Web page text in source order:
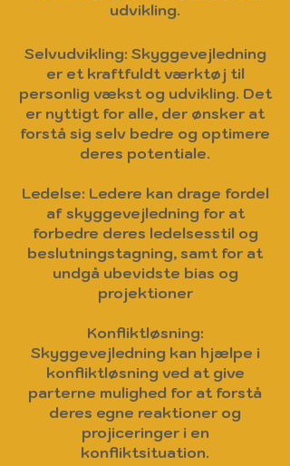
udvikling.
Selvudvikling: Skyggevejledning
er et kraftfuldt værktøj til
personlig vækst og udvikling. Det
er nyttigt for alle, der ønsker at
forstå sig selv bedre og optimere
deres potentiale.
Ledelse: Ledere kan drage fordel
af skyggevejledning for at
forbedre deres ledelsesstil og
beslutningstagning, samt for at
undgå ubevidste bias og
projektioner
Konfliktløsning:
Skyggevejledning kan hjælpe i
konfliktløsning ved at give
parterne mulighed for at forstå
deres egne reaktioner og
projiceringer i en
konfliktsituation.